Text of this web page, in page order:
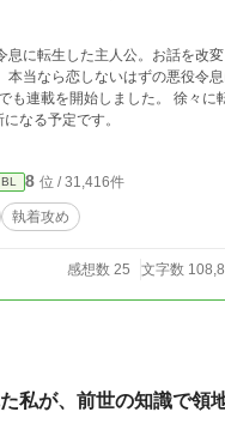
に転生した主人公。お話を改
当なら恋しないはずの悪役令
なる予定です。
BL 8 位 / 31,416件
執着攻め
感想数 25 文字数
私が、前世の知識で領